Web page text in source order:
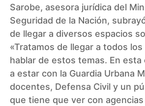
Sarobe, asesora jurídica del
Seguridad de la Nación,
de llegar a diversos espacios
«Tratamos de llegar a todos
hablar de estos temas. En esta
a estar con la Guardia Urbana
docentes, Defensa Civil y un
que tiene que ver con